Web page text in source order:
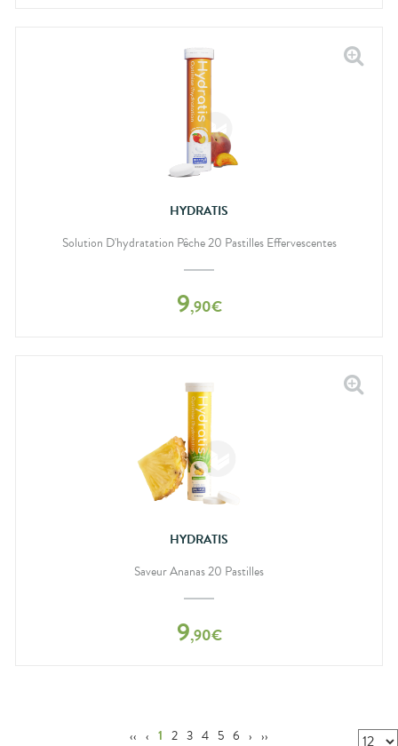
HYDRATIS
Solution D'hydratation Pêche 20 Pastilles Effervescentes
9,90€
HYDRATIS
Saveur Ananas 20 Pastilles
9,90€
‹‹ ‹ 1 2 3 4 5 6 › ››